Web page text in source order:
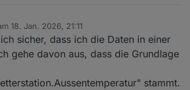
18. Jan. 2026, 21:11
von
sicher, dass ich die Daten in einer
gehe davon aus, dass die Grundlage
stammt.